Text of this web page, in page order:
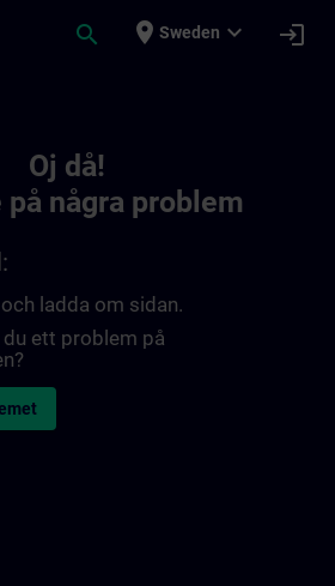
search place Sweden expand_more login
Oj då!
några problem
ladda om sidan.
ett problem på